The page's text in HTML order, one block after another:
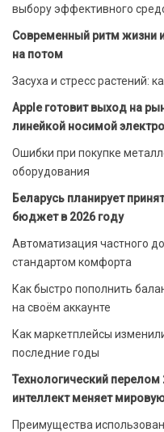
выбору эффективного
Современный ритм жизни
на потом
Засуха и стресс растений:
Apple готовит выход на
линейкой носимой
Ошибки при покупке
оборудования
Беларусь планирует
бюджет в 2026 году
Автоматизация частного
стандартом комфорта
Как быстро пополнить
на своём аккаунте
Как маркетплейсы
последние годы
Технологический перелом
интеллект меняет
Преимущества